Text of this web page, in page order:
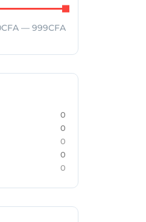
— 999CFA
0
0
0
0
0